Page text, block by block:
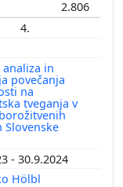
2.806
4.
analiza in
povečanja
na
tveganja v
Slovenske
- 30.9.2024
Hölbl